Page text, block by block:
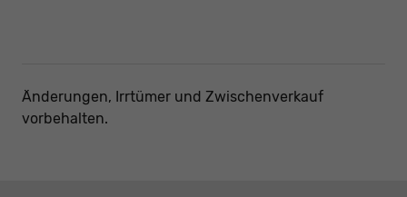
Änderungen, Irrtümer und Zwischenverkauf
vorbehalten.